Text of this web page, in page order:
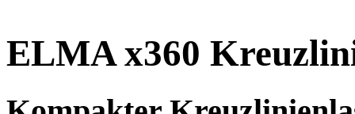
ELMA x360